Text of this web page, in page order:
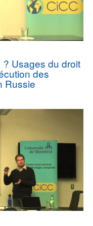
Usages du droit
des
Russie